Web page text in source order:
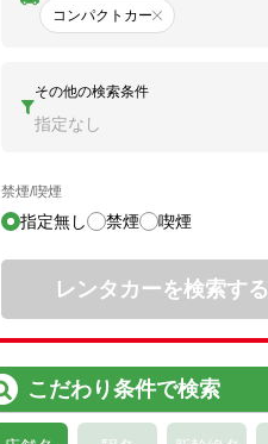
コンパクトカー
その他の検索条件
指定なし
禁煙/喫煙
指定無し 禁煙 喫煙
レンタカーを検索する
こだわり条件で検索